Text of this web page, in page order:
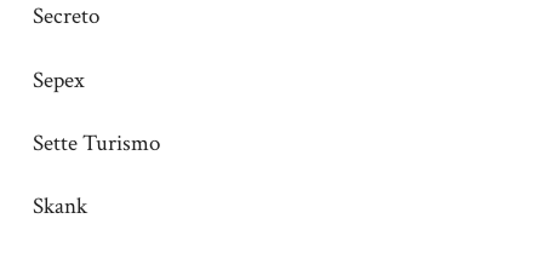
Secreto
Sepex
Sette Turismo
Skank